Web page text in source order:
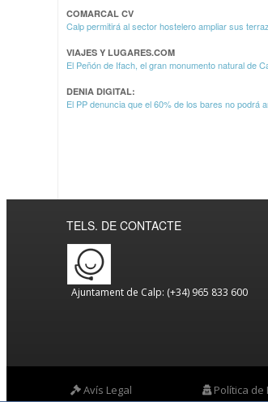
COMARCAL CV
Calp permitirá al sector hostelero ampliar sus
VIAJES Y LUGARES.COM
El Peñón de Ifach, el gran monumento natural de
DENIA DIGITAL:
El PP denuncia que el 60% de los bares no podrá
TELS. DE CONTACTE
Ajuntament de Calp: (+34) 965 833 600
Avís Legal Política de